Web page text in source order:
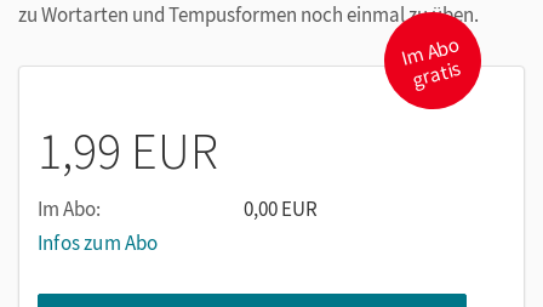
zu Wortarten und Tempusformen noch einmal zu üben.
I
m
A
b
o
gr
atis
1,99 EUR
Im Abo:
0,00 EUR
Infos zum Abo